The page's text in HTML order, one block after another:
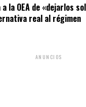
la OEA de «dejarlos
real al régimen
ANUNCIOS